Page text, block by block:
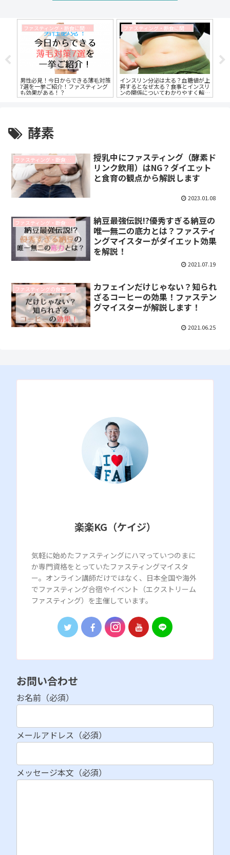
ファスティング・断食に関するコラム
男性必見！今日からできる薄毛対策
7選を一挙ご紹介！ファスティング
も効果がある！？
ファスティング・断食に関するコラム
インスリン分泌は太る？血糖値が上
昇するとなぜ太る？食事とインスリ
ンの関係についてわかりやすく解説
します
酵素
ファスティング・断食に関するコラム
授乳中にファスティング（酵素ド
リンク飲用）はNG？ダイエット
と食育の観点から解説します
2023.01.08
ファスティング・断食に関するコラム
納豆最強伝説!?優秀すぎる納豆の
唯一無二の底力とは？ファスティ
ングマイスターがダイエット効果
を解説！
2021.07.19
ファスティングの食事に関するコラム
カフェインだけじゃない？知られ
ざるコーヒーの効果！ファステン
グマイスターが解説します！
2021.06.25
楽楽KG（ケイジ）
気軽に始めたファスティングにハマっていつのまに
か専門資格をとっていたファスティングマイスタ
ー。オンライン講師だけではなく、日本全国や海外
でファスティング合宿やイベント（エクストリーム
ファスティング）を主催しています。
お問い合わせ
お名前（必須）
メールアドレス（必須）
メッセージ本文（必須）